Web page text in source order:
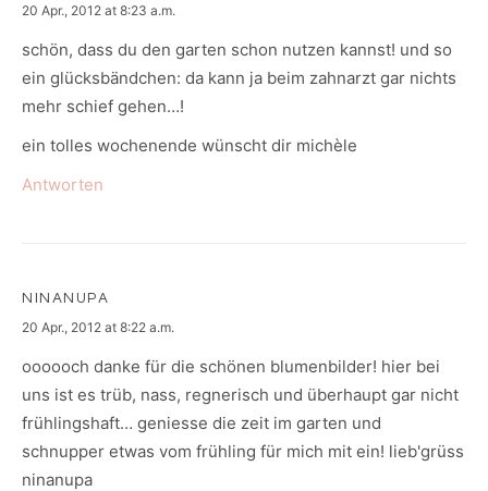
says:
20 Apr., 2012 at 8:23 a.m.
schön, dass du den garten schon nutzen kannst! und so
ein glücksbändchen: da kann ja beim zahnarzt gar nichts
mehr schief gehen…!
ein tolles wochenende wünscht dir michèle
Antworten
NINANUPA
says:
20 Apr., 2012 at 8:22 a.m.
oooooch danke für die schönen blumenbilder! hier bei
uns ist es trüb, nass, regnerisch und überhaupt gar nicht
frühlingshaft… geniesse die zeit im garten und
schnupper etwas vom frühling für mich mit ein! lieb'grüss
ninanupa